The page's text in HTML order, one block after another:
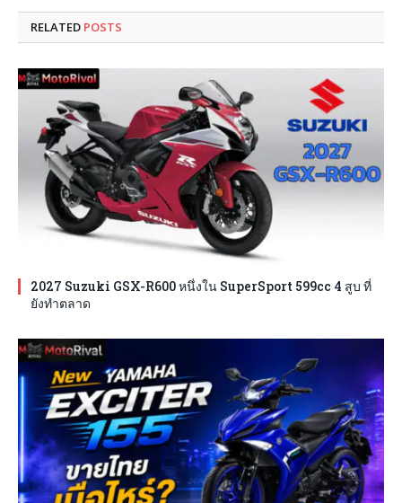
RELATED POSTS
2027 Suzuki GSX-R600 หนึ่งใน SuperSport 599cc 4 สูบ ที่
ยังทำตลาด